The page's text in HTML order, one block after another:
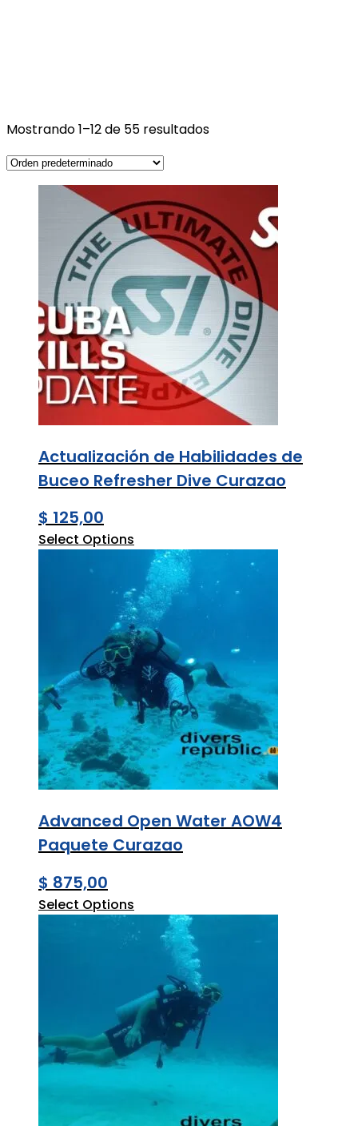
Mostrando 1–12 de 55 resultados
Actualización de Habilidades de
Buceo Refresher Dive Curazao
$ 125,00
Select Options
Advanced Open Water AOW4
Paquete Curazao
$ 875,00
Select Options